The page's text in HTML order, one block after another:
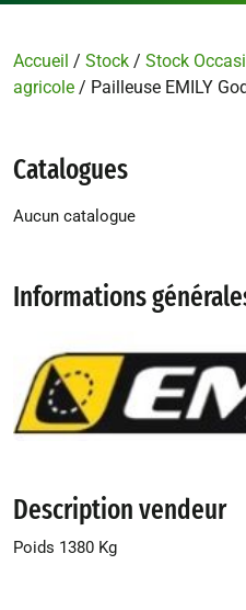
Accueil / Stock / Stock
agricole / Pailleuse EMILY
Catalogues
Aucun catalogue
Informations
Description vendeur
Poids 1380 Kg